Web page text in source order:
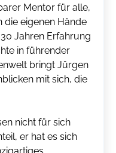
Mentor für alle,
die eigenen Hände
Jahren Erfahrung
in führender
bringt Jürgen
mit sich, die
nicht für sich
er hat es sich